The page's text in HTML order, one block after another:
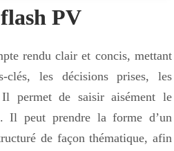
PV
rendu clair et concis, mettant
clés, les décisions prises, les
permet de saisir aisément le
Il peut prendre la forme d’un
de façon thématique, afin